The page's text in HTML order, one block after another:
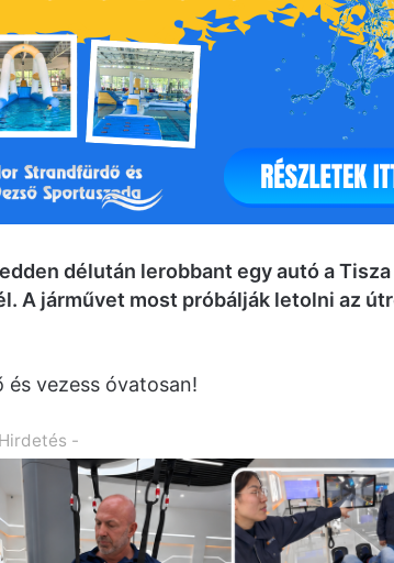
délután lerobbant egy autó a Tisza
A járművet most próbálják letolni az
vezess óvatosan!
-